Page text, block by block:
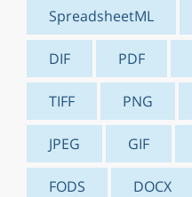
SpreadsheetML
DIF PDF
TIFF PNG
JPEG GIF
FODS DOCX